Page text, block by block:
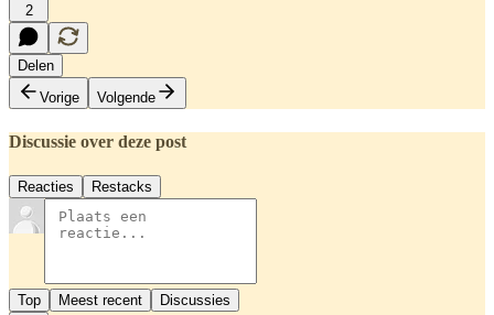
2
Delen
Vorige
Volgende
Discussie over deze post
Reacties Restacks
Top Meest recent Discussies